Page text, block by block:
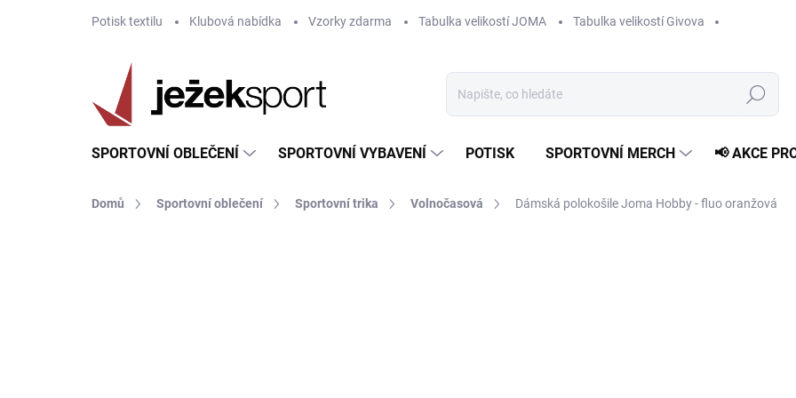
Potisk textilu Klubová nabídka Vzorky zdarma Tabulka velikostí JOMA Tabulka velikostí Givova
Hledat
SPORTOVNÍ OBLEČENÍ SPORTOVNÍ VYBAVENÍ POTISK SPORTOVNÍ MERCH 📢 AKCE
Domů Sportovní oblečení Sportovní trika Volnočasová Dámská polokošile Joma Hobby - fluo oranžová